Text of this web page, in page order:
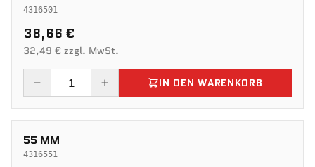
4316501
38,66 €
32,49 € zzgl. MwSt.
IN DEN WARENKORB
55 MM
4316551